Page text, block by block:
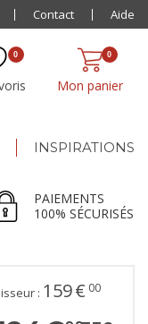
Mon panier
0
0
INSPIRATIONS
PAIEMENTS
100% SÉCURISÉS
: 159€ 00
Contact Aide